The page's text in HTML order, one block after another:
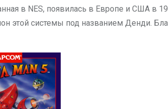
в NES, появилась в Европе и США в
этой системы под названием Денди.